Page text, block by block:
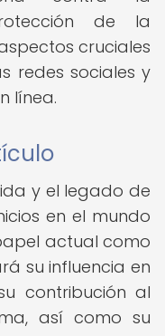
de la
cruciales
redes sociales y
línea.
y el legado de
en el mundo
actual como
su influencia en
contribución al
así como su